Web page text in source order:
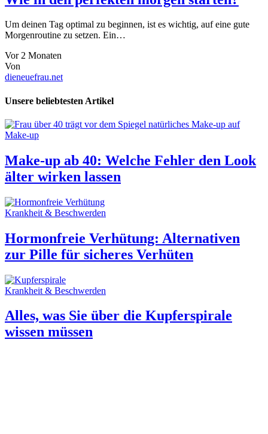
Um deinen Tag optimal zu beginnen, ist es wichtig, auf eine gute
Morgenroutine zu setzen. Ein…
Vor 2 Monaten
Von
dieneuefrau.net
Unsere beliebtesten Artikel
Make-up
Make-up ab 40: Welche Fehler den Look
älter wirken lassen
Krankheit & Beschwerden
Hormonfreie Verhütung: Alternativen
zur Pille für sicheres Verhüten
Krankheit & Beschwerden
Alles, was Sie über die Kupferspirale
wissen müssen